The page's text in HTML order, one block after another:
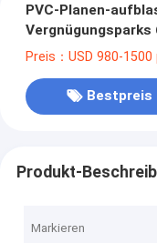
PVC-Planen-
Vergnügungsparks
Preis：USD 980-1500
Bestpreis
Produkt-
Markieren